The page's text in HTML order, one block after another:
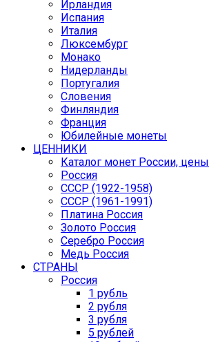
Ирландия
Испания
Италия
Люксембург
Монако
Нидерланды
Португалия
Словения
Финляндия
Франция
Юбилейные монеты
ЦЕННИКИ
Каталог монет России, цены
Россия
СССР (1922-1958)
CCCР (1961-1991)
Платина Россия
Золото Россия
Серебро Россия
Медь Россия
СТРАНЫ
Россия
1 рубль
2 рубля
3 рубля
5 рублей